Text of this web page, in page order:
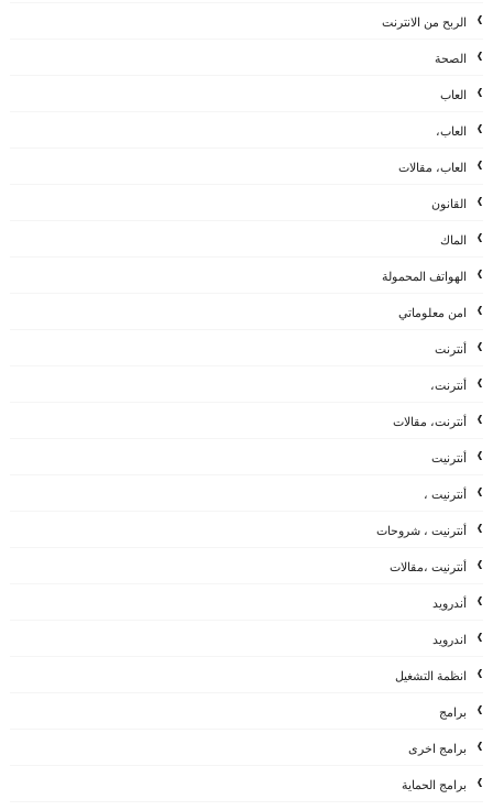
الربح من الانترنت
الصحة
العاب
العاب،
العاب، مقالات
القانون
الماك
الهواتف المحمولة
امن معلوماتي
أنترنت
أنترنت،
أنترنت، مقالات
أنترنيت
أنترنيت ،
أنترنيت ، شروحات
أنترنيت ،مقالات
أندرويد
اندرويد
انظمة التشغيل
برامج
برامج اخرى
برامج الحماية